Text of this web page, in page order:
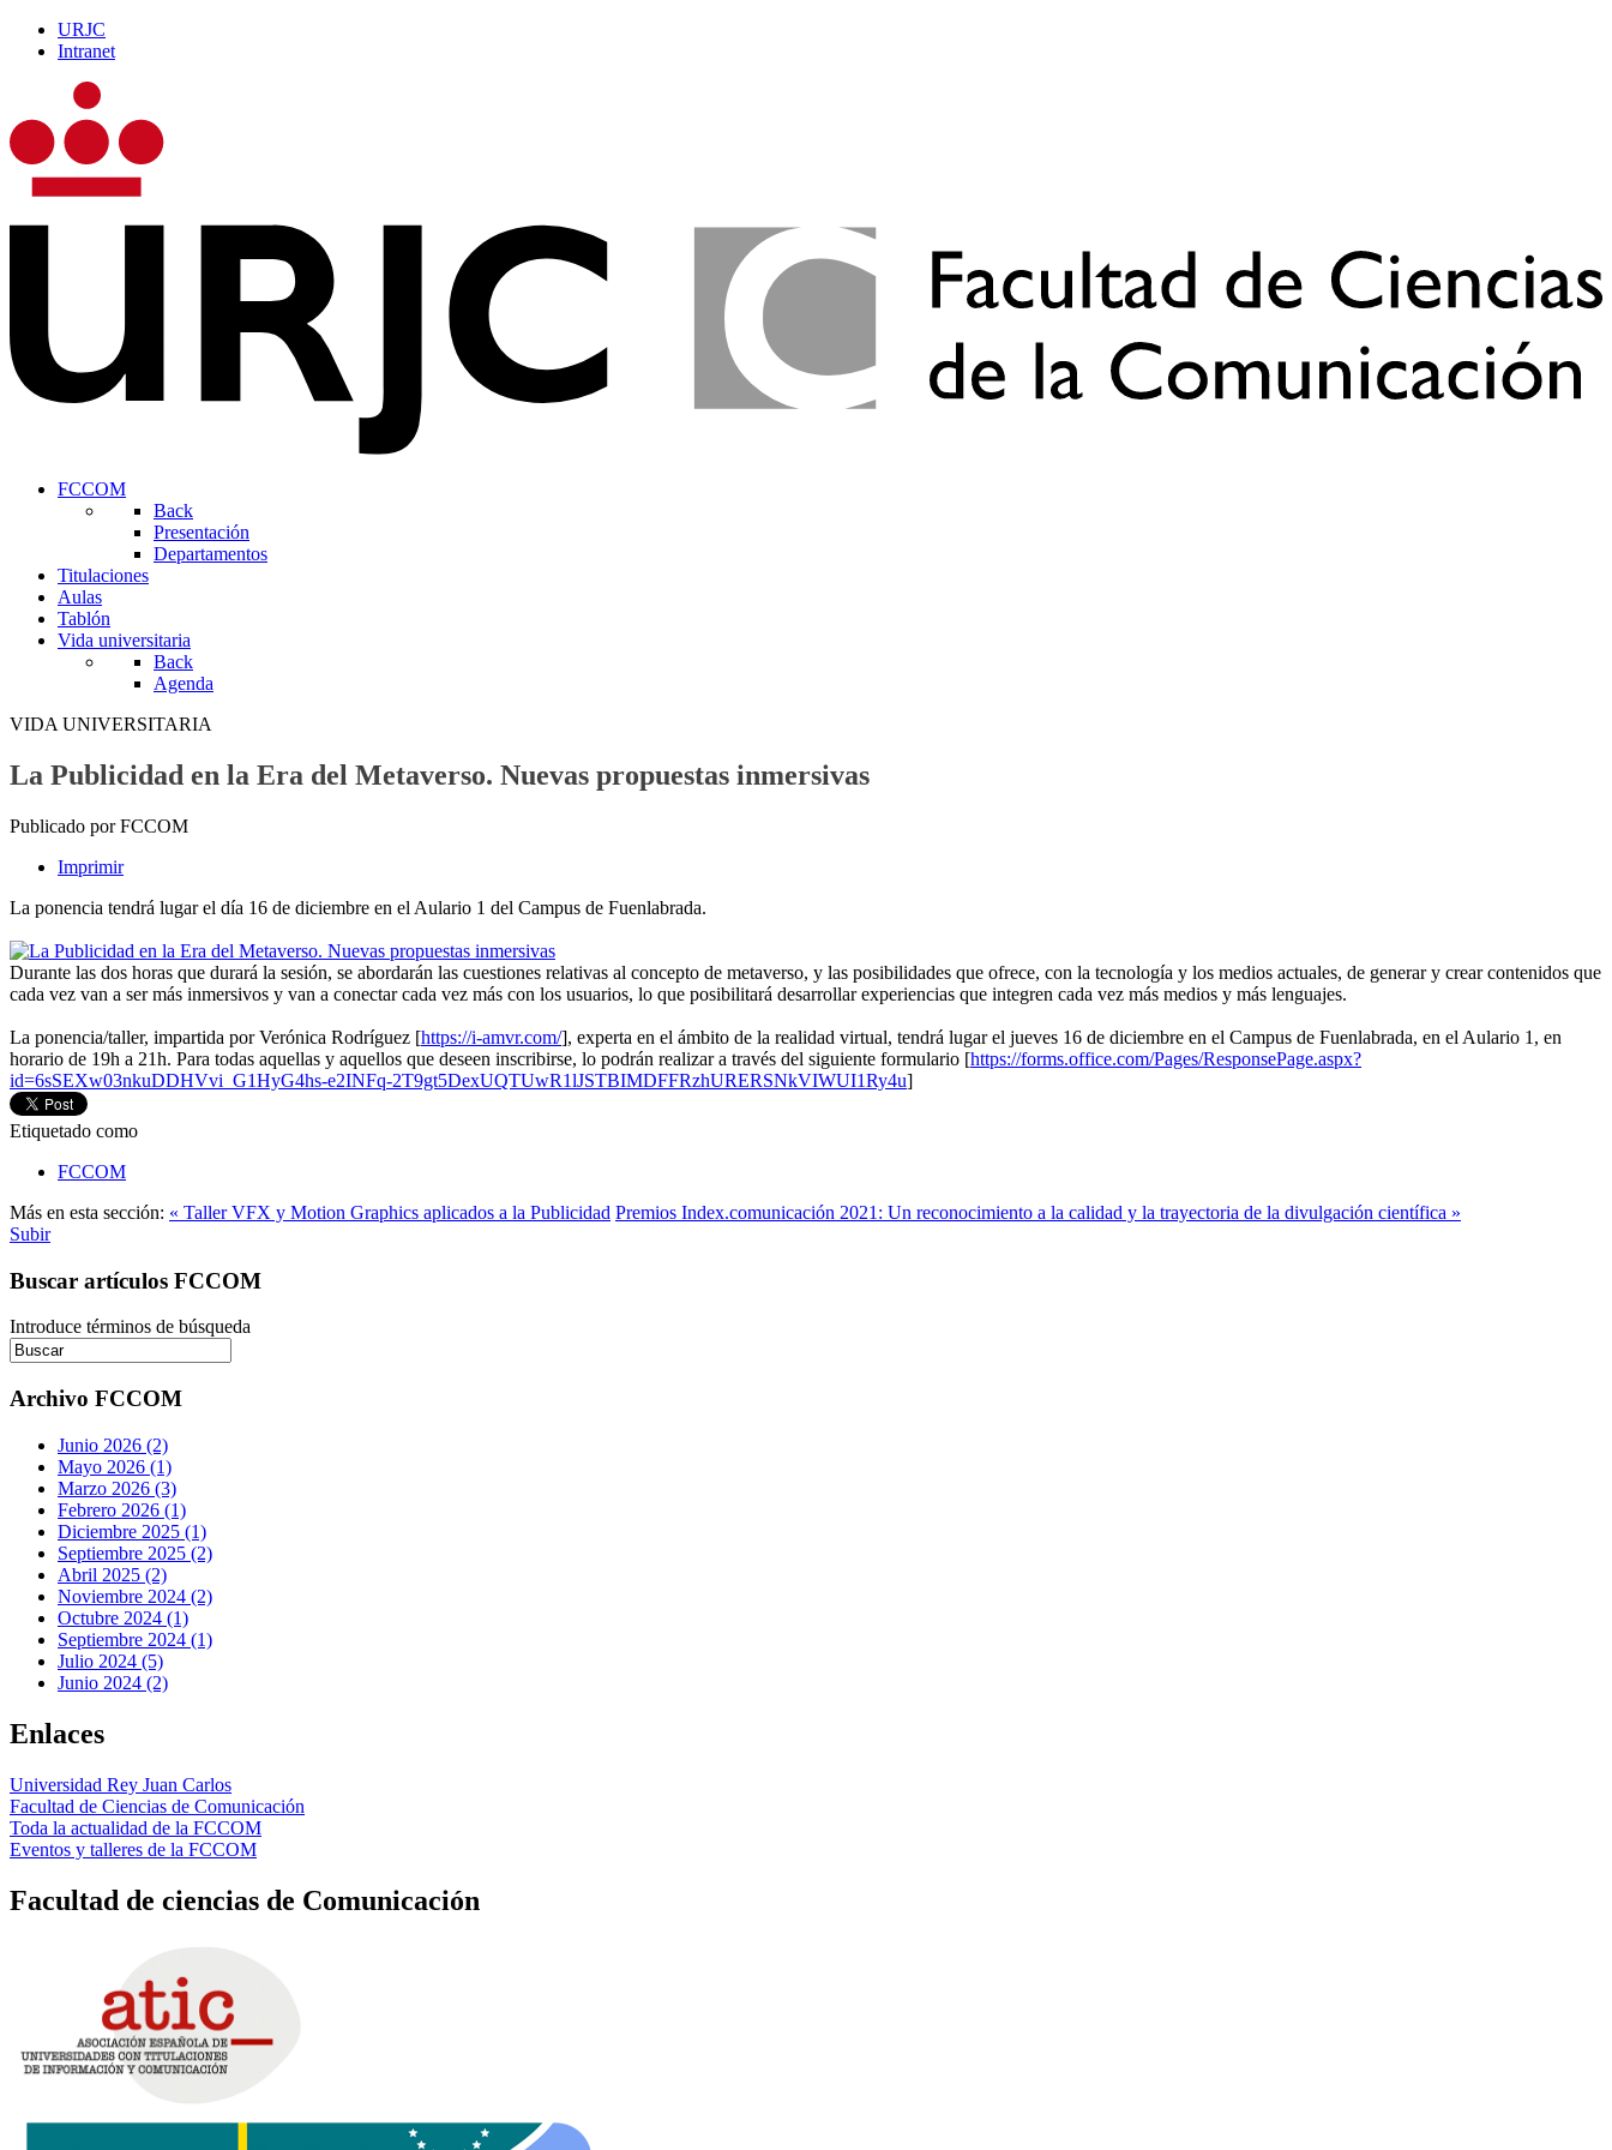
URJC
Intranet
FCCOM
Back
Presentación
Departamentos
Titulaciones
Aulas
Tablón
Vida universitaria
Back
Agenda
VIDA UNIVERSITARIA
La Publicidad en la Era del Metaverso. Nuevas propuestas inmersivas
Publicado por FCCOM
Imprimir
La ponencia tendrá lugarel día 16 de diciembre en el Aulario 1 del Campus de Fuenlabrada.
Durante las dos horas que durará la sesión, se abordarán las cuestiones relativas al concepto de metaverso, y las posibilidades que ofrece, con la tecnología y los medios actuales, de generar y crear contenidos que
cada vez van a ser más inmersivos y van a conectar cada vez más con los usuarios, lo que posibilitará desarrollar experiencias que integren cada vez más medios y más lenguajes.
La ponencia/taller, impartida por Verónica Rodríguez [https://i-amvr.com/], experta en el ámbito de la realidad virtual, tendrá lugar el jueves 16 de diciembre en el Campus de Fuenlabrada, en el Aulario 1, en
horario de 19h a 21h. Para todas aquellas y aquellos que deseen inscribirse, lo podrán realizar a través del siguiente formulario [https://forms.office.com/Pages/ResponsePage.aspx?
id=6sSEXw03nkuDDHVvi_G1HyG4hs-e2INFq-2T9gt5DexUQTUwR1lJSTBIMDFFRzhURERSNkVIWUI1Ry4u]
Etiquetado como
FCCOM
Más en esta sección: « Taller VFX y Motion Graphics aplicados a la Publicidad Premios Index.comunicación 2021: Un reconocimiento a la calidad y la trayectoria de la divulgación científica »
Subir
Buscar artículos FCCOM
Introduce términos de búsqueda
Archivo FCCOM
Junio 2026 (2)
Mayo 2026 (1)
Marzo 2026 (3)
Febrero 2026 (1)
Diciembre 2025 (1)
Septiembre 2025 (2)
Abril 2025 (2)
Noviembre 2024 (2)
Octubre 2024 (1)
Septiembre 2024 (1)
Julio 2024 (5)
Junio 2024 (2)
Enlaces
Universidad Rey Juan Carlos
Facultad de Ciencias de Comunicación
Toda la actualidad de la FCCOM
Eventos y talleres de la FCCOM
Facultad de ciencias de Comunicación